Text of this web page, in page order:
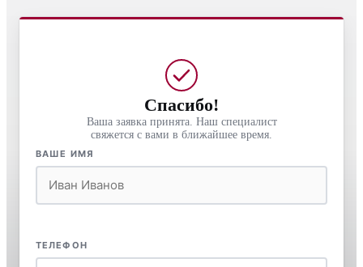
Спасибо!
Ваша заявка принята. Наш специалист
свяжется с вами в ближайшее время.
ВАШЕ ИМЯ
ТЕЛЕФОН